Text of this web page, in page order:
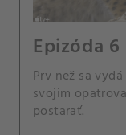
Epizóda
Prv než sa
svojim
postarať.